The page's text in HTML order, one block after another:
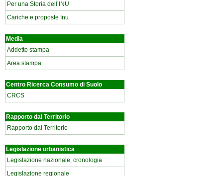
Per una Storia dell’INU
Cariche e proposte Inu
Media
Addetto stampa
Area stampa
Centro Ricerca Consumo di Suolo
CRCS
Rapporto dal Territorio
Rapporto dal Territorio
Legislazione urbanistica
Legislazione nazionale, cronologia
Legislazione regionale